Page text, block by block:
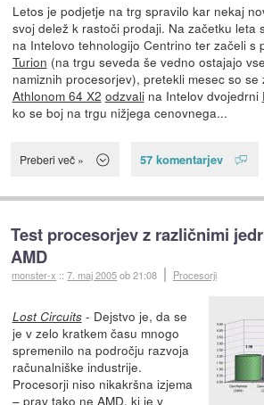
Letos je podjetje na trg spravilo kar nekaj
svoj delež k rastoči prodaji. Na začetku leta
na Intelovo tehnologijo Centrino ter začeli s
Turion (na trgu seveda še vedno ostajajo
namiznih procesorjev), pretekli mesec so se
Athlonom 64 X2 odzvalina Intelov dvojedrni
ko se boj na trgu nižjega cenovnega...
Preberi več » 57 komentarjev
Test procesorjev z različnimi
AMD
monster-x ::7. maj 2005ob 21:08 Procesorji
Lost Circuits- Dejstvo je, da se
je v zelo kratkem času mnogo
spremenilo na področju razvoja
računalniške industrije.
Procesorji niso nikakršna izjema
– prav tako ne AMD, ki je v